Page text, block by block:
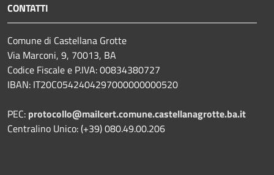
CONTATTI
Comune di Castellana Grotte
Via Marconi, 9, 70013, BA
Codice Fiscale e P.IVA: 00834380727
IBAN: IT20C0542404297000000000520
PEC: protocollo@mailcert.comune.castellanagrotte.ba.it
Centralino Unico: (+39) 080.49.00.206